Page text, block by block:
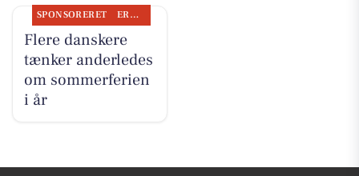
SPONSORERET ERHVERV
Flere danskere
tænker anderledes
om sommerferien
i år